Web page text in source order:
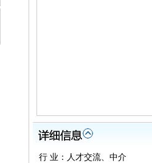
研发工程师
行 业：人才交流、中介